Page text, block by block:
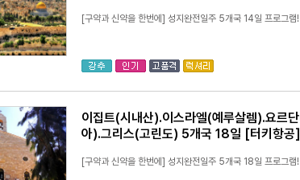
[구약과 신약을 한번에] 성지완전일주 5개국 14일 프로그램!
이집트(시내산).이스라엘(예루살렘).요르
아).그리스(고린도) 5개국 18일 [터키항공]
[구약과 신약을 한번에] 성지완전일주 5개국 18일 프로그램!